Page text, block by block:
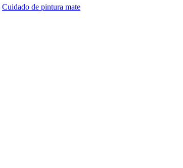
Cuidado de pintura mate⁠